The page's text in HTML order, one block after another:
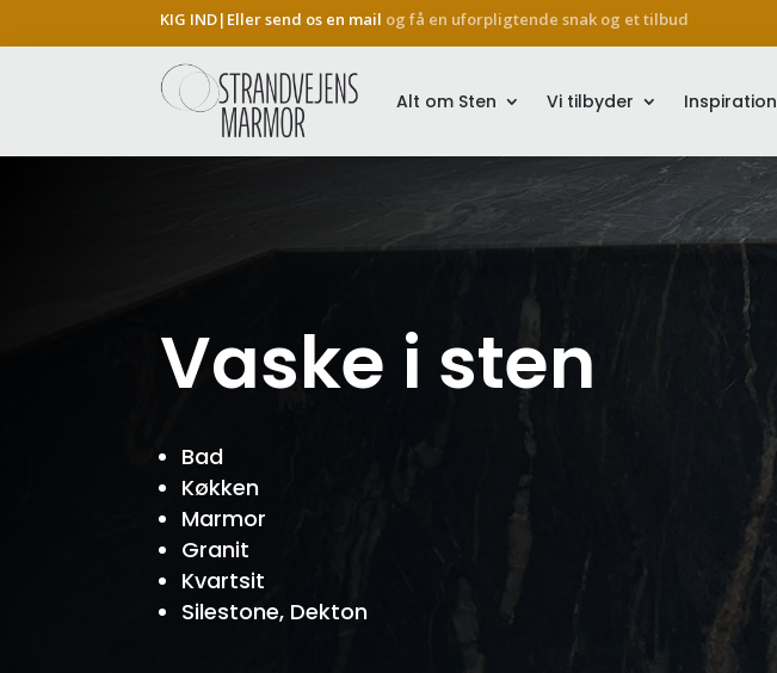
KIG IND|Eller send os en mail og få en uforpligtende snak og et tilbud
Alt om Sten Vi tilbyder Inspiration
Vaske i sten
Bad
Køkken
Marmor
Granit
Kvartsit
Silestone, Dekton